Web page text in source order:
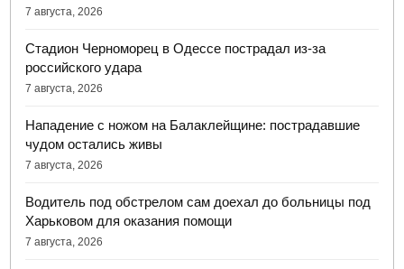
7 августа, 2026
Стадион Черноморец в Одессе пострадал из-за
российского удара
7 августа, 2026
Нападение с ножом на Балаклейщине: пострадавшие
чудом остались живы
7 августа, 2026
Водитель под обстрелом сам доехал до больницы под
Харьковом для оказания помощи
7 августа, 2026